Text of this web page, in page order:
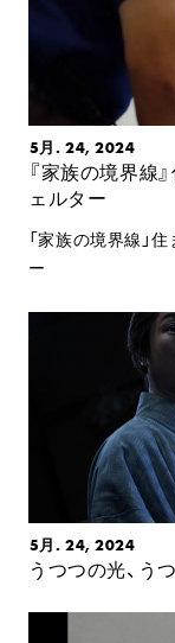
5月. 24, 2024
『家族の境界線
ェルター
「家族の境界線」
ー
5月. 24, 2024
うつつの光、う